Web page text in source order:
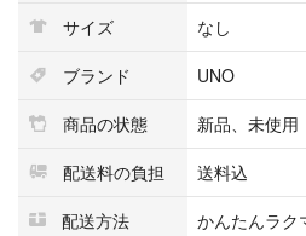
他アプリ等 オークションにて同時出品
イムラグにより、他にて落札されたも
合も 少ないとは思いますが、あり得る
※購入をご検討の方は、プロフィール
だいた上で お買い上げ下さいますよ
#僕のヒーローアカデミア #ヒロアカ #
サイズ
なし
ブランド
UNO
商品の状態
新品、未使用
配送料の負担
送料込
配送方法
かんたんラク